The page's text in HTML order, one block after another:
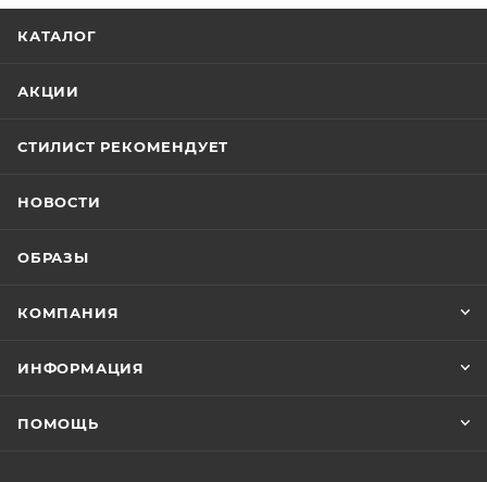
КАТАЛОГ
АКЦИИ
СТИЛИСТ РЕКОМЕНДУЕТ
НОВОСТИ
ОБРАЗЫ
КОМПАНИЯ
ИНФОРМАЦИЯ
ПОМОЩЬ